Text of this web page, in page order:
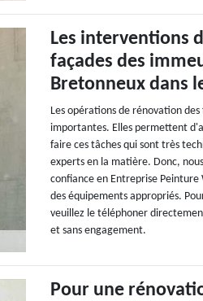
Les interventions
façades des
Bretonneux dans
Les opérations de rénovation
importantes. Elles permettent
faire ces tâches qui sont très
experts en la matière. Donc,
confiance en Entreprise
des équipements appropriés.
veuillez le téléphoner
et sans engagement.
Pour une